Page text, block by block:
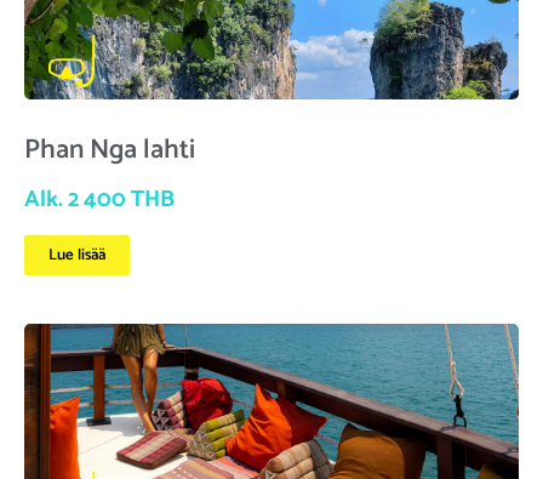
Phan Nga lahti
Alk. 2 400 THB
Lue lisää